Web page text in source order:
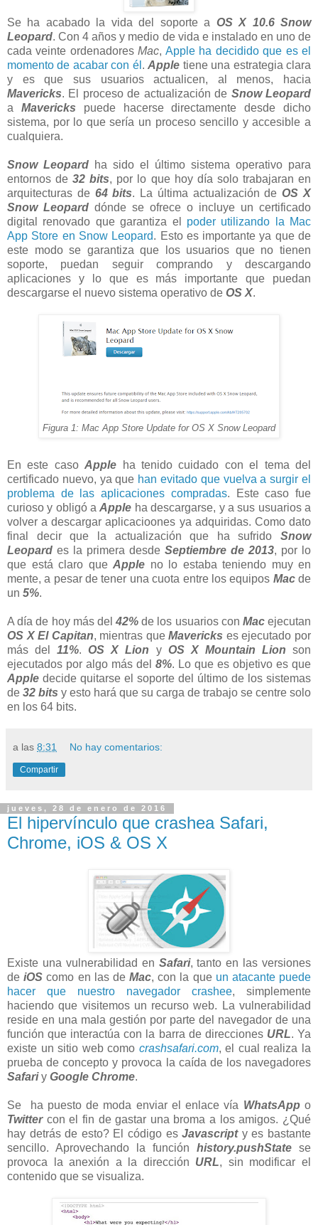
Se ha acabado la vida del soporte a OS X 10.6 Snow
Leopard. Con 4 años y medio de vida e instalado en uno de
cada veinte ordenadoresMac, Apple ha decidido que es el
momento de acabar con él .Apple tiene una estrategia clara
y es que sus usuarios actualicen, al menos, hacia
Mavericks. El proceso de actualización de Snow Leopard
a Mavericks
puede hacerse directamente desde dicho
sistema, por lo que sería un proceso sencillo y accesible a
cualquiera.
Snow Leopard ha sido el último sistema operativo para
entornos de32 bits, por lo que hoy día solo trabajaran en
arquitecturas de64 bits. La última actualización deOS X
Snow Leopard dónde se ofrece o incluye un certificado
digital renovado que garantiza el poder utilizando la Mac
App Store en Snow Leopard. Esto es importante ya que de
este modo se garantiza que los usuarios que no tienen
soporte, puedan seguir comprando y descargando
aplicaciones y lo que es más importante que puedan
descargarse el nuevo sistema operativo de OS X.
Figura 1: Mac App Store Update for OS X Snow Leopard
En este casoApple
ha tenido cuidado con el tema del
certificado nuevo, ya que han evitado que vuelva a surgir el
problema de las aplicaciones compradas. Este caso fue
curioso y obligó aApple ha descargarse, y a sus usuarios a
volver a descargar aplicacioones ya adquiridas. Como dato
final decir que la actualización que ha sufrido Snow
Leopard es la primera desde Septiembre de 2013, por lo
que está claro que Apple no lo estaba teniendo muy en
mente, a pesar de tener una cuota entre los equipos Macde
un 5%.
A día de hoy más del 42% de los usuarios con Mac ejecutan
OS X El Capitan, mientras queMavericks es ejecutado por
más del11%.OS X Lion y OS X Mountain Lion son
ejecutados por algo más del 8%. Lo que es objetivo es que
Apple decide quitarse el soporte del último de los sistemas
de 32 bits y esto hará que su carga de trabajo se centre solo
en los 64 bits.
a las 8:31 No hay comentarios:
Compartir
jueves, 28 de enero de 2016
El hipervínculo que crashea Safari,
Chrome, iOS & OS X
Existe una vulnerabilidad en Safari, tanto en las versiones
deiOS como en las deMac, con la que un atacante puede
hacer que nuestro navegador crashee, simplemente
haciendo que visitemos un recurso web. La vulnerabilidad
reside en una mala gestión por parte del navegador de una
función que interactúa con la barra de direcciones URL. Ya
existe un sitio web como crashsafari.com, el cual realiza la
prueba de concepto y provoca la caída de los navegadores
Safari y Google Chrome.
Se ha puesto de moda enviar el enlace vía WhatsApp o
Twitter con el fin de gastar una broma a los amigos. ¿Qué
hay detrás de esto? El código esJavascript y es bastante
sencillo. Aprovechando la función history.pushState se
provoca la anexión a la dirección URL, sin modificar el
contenido que se visualiza.